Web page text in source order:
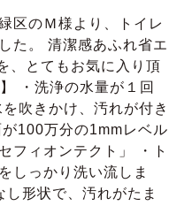
区のＭ様より、トイレ
た。 清潔感あふれ省エ
、とてもお気に入り頂
・洗浄の水量が１回
吹きかけ、汚れが付き
100万分の1mmレベル
フィオンテクト」 ・ト
しっかり洗い流しま
形状で、汚れがたま